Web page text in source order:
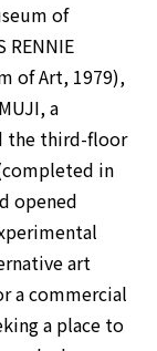
of
RENNIE
of Art, 1979),
a
the third-floor
in
opened
art
a commercial
a place to